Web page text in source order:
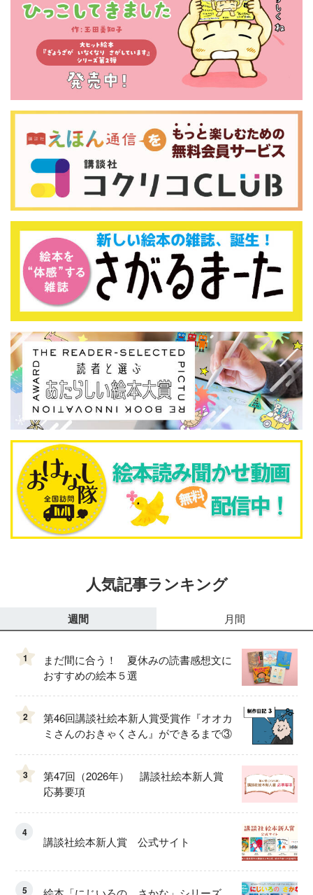
人気記事ランキング
週間 月間
1
まだ間に合う！ 夏休みの読書感想文に
おすすめの絵本５選
2
第46回講談社絵本新人賞受賞作『オオカ
ミさんのおきゃくさん』ができるまで③
3
第47回（2026年） 講談社絵本新人賞
応募要項
4
講談社絵本新人賞 公式サイト
5